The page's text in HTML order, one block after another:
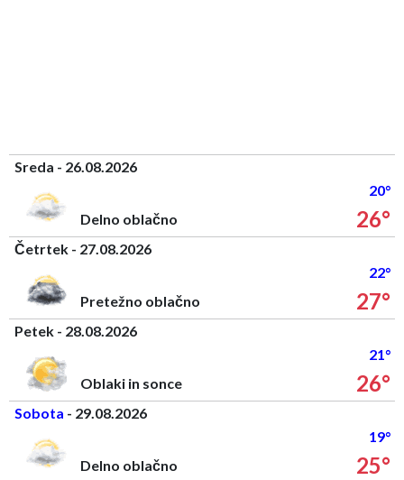
Sreda - 26.08.2026
20°
Delno oblačno
26°
Četrtek - 27.08.2026
22°
Pretežno oblačno
27°
Petek - 28.08.2026
21°
Oblaki in sonce
26°
Sobota - 29.08.2026
19°
Delno oblačno
25°